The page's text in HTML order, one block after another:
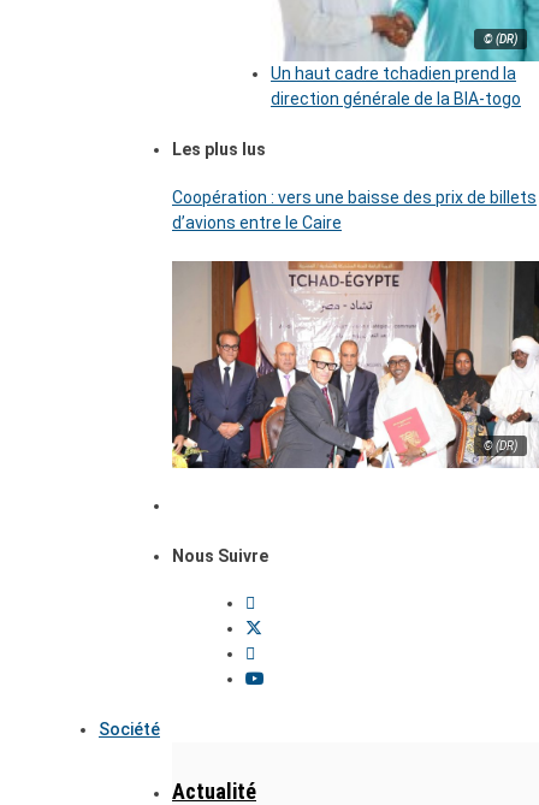
© (DR)
Un haut cadre tchadien prend la
direction générale de la BIA-togo
Les plus lus
Coopération : vers une baisse des prix de billets
d’avions entre le Caire
© (DR)
Nous Suivre
Société
Actualité